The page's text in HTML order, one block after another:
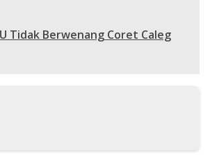
Tidak Berwenang Coret Caleg